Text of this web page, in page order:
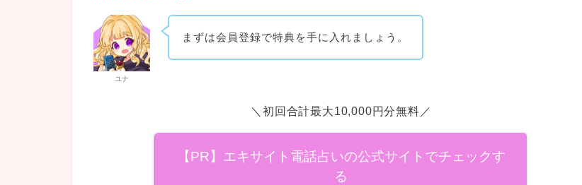
ユナ
まずは会員登録で特典を手に入れましょう。
＼初回合計最大10,000円分無料／
【PR】エキサイト電話占いの公式サイトでチェックす
る